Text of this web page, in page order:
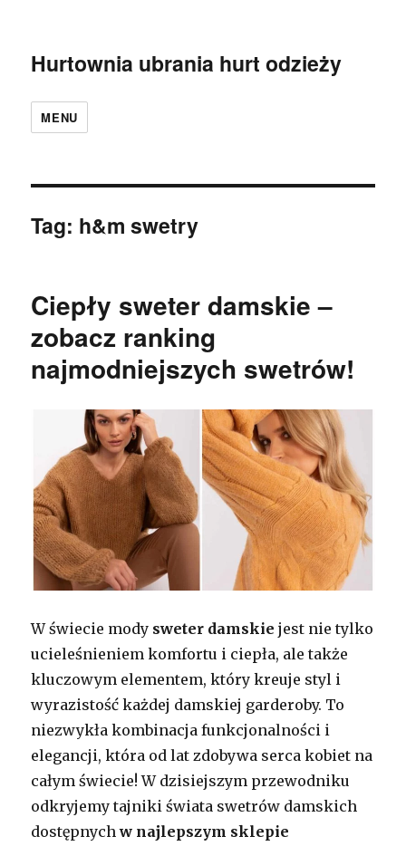
Hurtownia ubrania hurt odzieży
MENU
Tag: h&m swetry
Ciepły sweter damskie –
zobacz ranking
najmodniejszych swetrów!
W świecie mody sweter damskie jest nie tylko
ucieleśnieniem komfortu i ciepła, ale także
kluczowym elementem, który kreuje styl i
wyrazistość każdej damskiej garderoby. To
niezwykła kombinacja funkcjonalności i
elegancji, która od lat zdobywa serca kobiet na
całym świecie! W dzisiejszym przewodniku
odkryjemy tajniki świata swetrów damskich
dostępnychw najlepszym sklepie